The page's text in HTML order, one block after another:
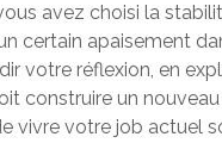
avez choisi la
certain apaisement
votre réflexion, en
construire un
vivre votre job actuel